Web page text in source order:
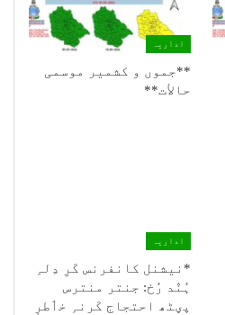
اداریہ
**جموں و كشمیر موسمی
حالأت**
اداریہ
*نیشنل کانفرنس کَرِ دِلہِ
ہُنٛد رُخ: جنتر منترس
پؠٹھ احتجاج کَرنہِ خٲطرٕ